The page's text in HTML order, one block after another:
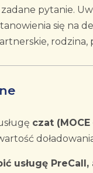
pytanie.
się na
rodzina,
czat
usługę